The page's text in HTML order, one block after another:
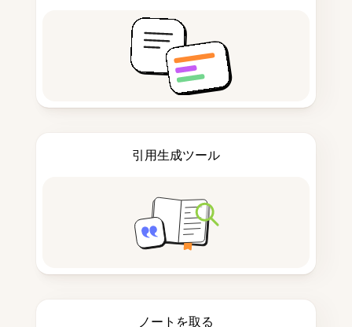
引用生成ツール
ノートを取る